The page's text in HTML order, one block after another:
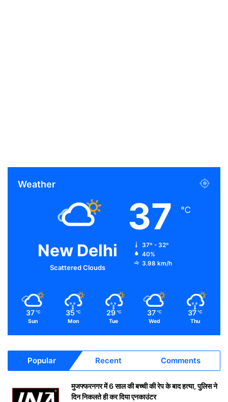
Weather
New Delhi
Scattered Clouds
37 ℃
37º - 32º
40%
3.98 km/h
37 ℃
Sun
35 ℃
Mon
29 ℃
Tue
37 ℃
Wed
37 ℃
Thu
Popular Recent Comments
मुजफ्फरनगर में 6 साल की बच्ची की रेप के बाद हत्या, पुलिस ने
दिन निकलते ही कर दिया एनकाउंटर